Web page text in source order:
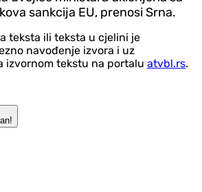
sankcija EU, prenosi Srna.
teksta ili teksta u cjelini je
navođenje izvora i uz
izvornom tekstu na portalu atvbl.rs.